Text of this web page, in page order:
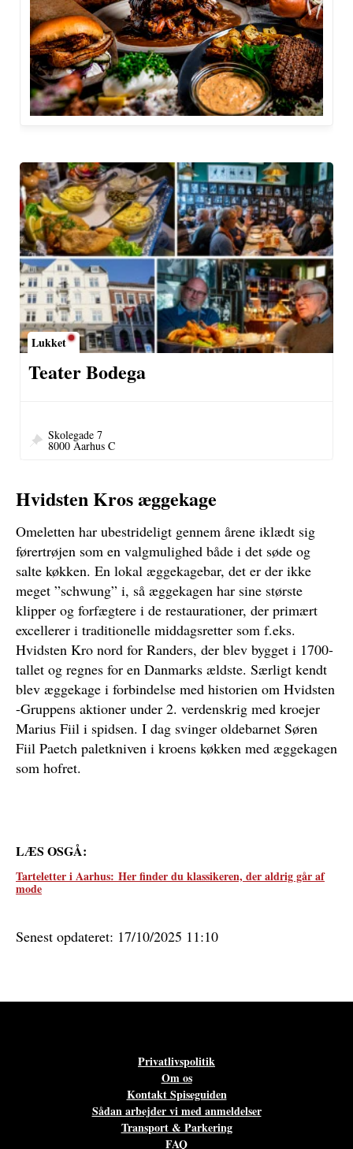
Lukket
Teater Bodega
Skolegade 7
8000 Aarhus C
Hvidsten Kros æggekage
Omeletten har ubestrideligt gennem årene iklædt sig
førertrøjen som en valgmulighed både i det søde og
salte køkken. En lokal æggekagebar, det er der ikke
meget ”schwung” i, så æggekagen har sine største
klipper og forfægtere i de restaurationer, der primært
excellerer i traditionelle middagsretter som f.eks.
Hvidsten Kro nord for Randers, der blev bygget i 1700-
tallet og regnes for en Danmarks ældste. Særligt kendt
blev æggekage i forbindelse med historien om Hvidsten
-Gruppens aktioner under 2. verdenskrig med kroejer
Marius Fiil i spidsen. I dag svinger oldebarnet Søren
Fiil Paetch paletkniven i kroens køkken med æggekagen
som hofret.
LÆS OSGÅ:
Tarteletter i Aarhus: Her finder du klassikeren, der aldrig går af
mode
Senest opdateret: 17/10/2025 11:10
Privatlivspolitik
Om os
Kontakt Spiseguiden
Sådan arbejder vi med anmeldelser
Transport & Parkering
FAQ